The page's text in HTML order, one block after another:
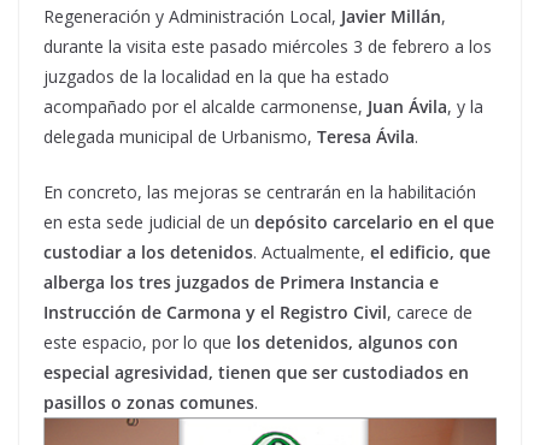
Regeneración y Administración Local, Javier Millán,
durante la visita este pasado miércoles 3 de febrero a los
juzgados de la localidad en la que ha estado
acompañado por el alcalde carmonense, Juan Ávila, y la
delegada municipal de Urbanismo, Teresa Ávila.
En concreto, las mejoras se centrarán en la habilitación
en esta sede judicial de un depósito carcelario en el que
custodiar a los detenidos. Actualmente, el edificio, que
alberga los tres juzgados de Primera Instancia e
Instrucción de Carmona y el Registro Civil, carece de
este espacio, por lo que los detenidos, algunos con
especial agresividad, tienen que ser custodiados en
pasillos o zonas comunes.